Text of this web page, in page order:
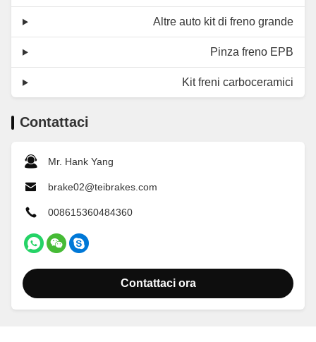
Altre auto kit di freno grande
Pinza freno EPB
Kit freni carboceramici
Contattaci
Mr. Hank Yang
brake02@teibrakes.com
008615360484360
Contattaci ora